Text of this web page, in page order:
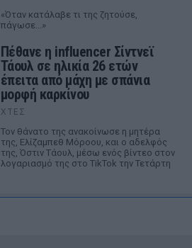
«Όταν κατάλαβε τι της ζητούσε,
πάγωσε...»
Πέθανε η influencer Σίντνεϊ
Τάουλ σε ηλικία 26 ετών
έπειτα από μάχη με σπάνια
μορφή καρκίνου
ΧΤΕΣ
Τον θάνατο της ανακοίνωσε η μητέρα
της, Ελίζαμπεθ Μόροου, και ο αδελφός
της, Όστιν Τάουλ, μέσω ενός βίντεο στον
λογαριασμό της στο TikTok την Τετάρτη